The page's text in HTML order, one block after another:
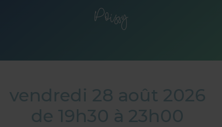
Poissy
vendredi 28 août 2026
de 19h30 à 23h00